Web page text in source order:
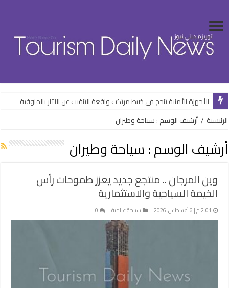
الأجهزة الأمنية تنجح في ضبط مرتكب واقعة التنقيب عن الآثار بالمنوفية
الرئيسية / أرشيف الوسم : سياحة وطيران
أرشيف الوسم : سياحة وطيران
وين المرجان .. منتجع جديد يعزز طموحات رأس
الخيمة السياحية والاستثمارية
2:01 م | 6 أغسطس، 2026 سياحة عالمية 0